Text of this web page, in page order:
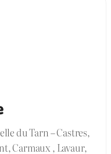
du Tarn – Castres,
Carmaux , Lavaur,